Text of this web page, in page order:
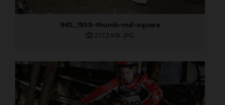
IMG_1959-thumb-md-square
277,2 KB .JPG